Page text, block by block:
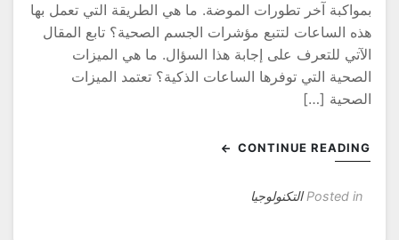
آخر تطورات الموضة. ما هي الطريقة التي تعمل بها
الساعات لتتبع مؤشرات الجسم الصحية؟ تابع المقال
للتعرف على إجابة هذا السؤال. ما هي الميزات
التي توفرها الساعات الذكية؟ تعتمد الميزات
[…]
CONTINUE
Posted in التكنولوجيا